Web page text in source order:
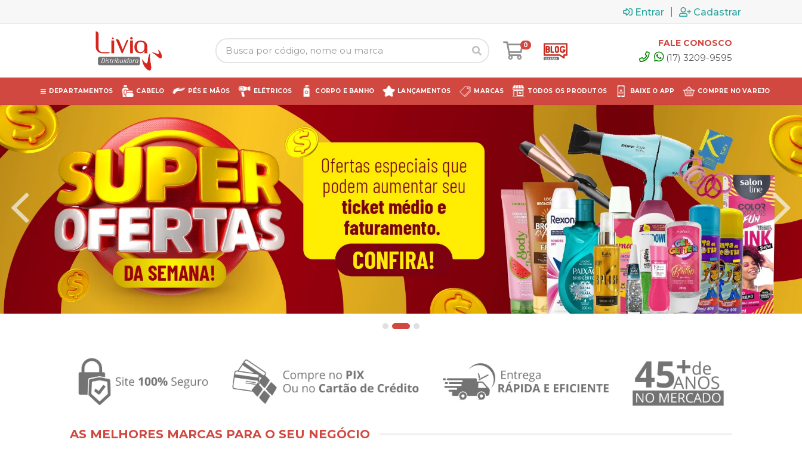
Entrar Cadastrar
0 FALE CONOSCO
(17) 3209-9595
DEPARTAMENTOS CABELO PÉS E MÃOS ELÉTRICOS CORPO E BANHO LANÇAMENTOS MARCAS TODOS OS PRODUTOS BAIXE O APP COMPRE NO VAREJO
AS MELHORES MARCAS PARA O SEU NEGÓCIO